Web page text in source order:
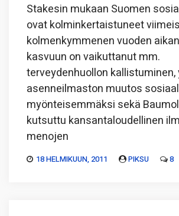
Stakesin mukaan Suomen
ovat kolminkertaistuneet
kolmenkymmenen vuoden
kasvuun on vaikuttanut mm.
terveydenhuollon kallistuminen,
asenneilmaston muutos
myönteisemmäksi sekä
kutsuttu kansantaloudellinen
menojen
18 HELMIKUUN, 2011 PIKSU 8